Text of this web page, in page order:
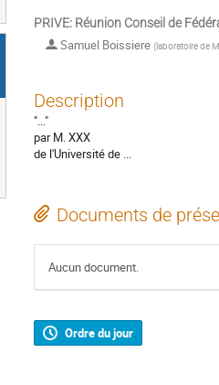
PRIVE: Réunion Conseil de
Samuel Boissiere (laboratoire de
Description
"..."
par M. XXX
de l'Université de ...
Documents de
Aucun document.
Ordre du jour